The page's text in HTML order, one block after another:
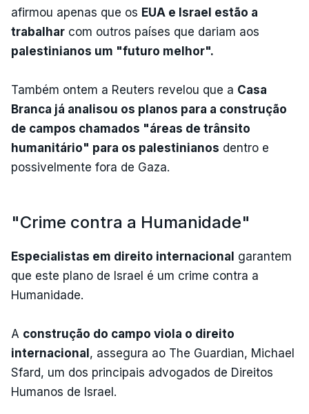
afirmou apenas que os EUA e Israel estão a
trabalhar com outros países que dariam aos
palestinianos um "futuro melhor".
Também ontem a Reuters revelou que a Casa
Branca já analisou os planos para a construção
de campos chamados "áreas de trânsito
humanitário" para os palestinianos dentro e
possivelmente fora de Gaza.
"Crime contra a Humanidade"
Especialistas em direito internacional garantem
que este plano de Israel é um crime contra a
Humanidade.
A construção do campo viola o direito
internacional, assegura ao The Guardian, Michael
Sfard, um dos principais advogados de Direitos
Humanos de Israel.